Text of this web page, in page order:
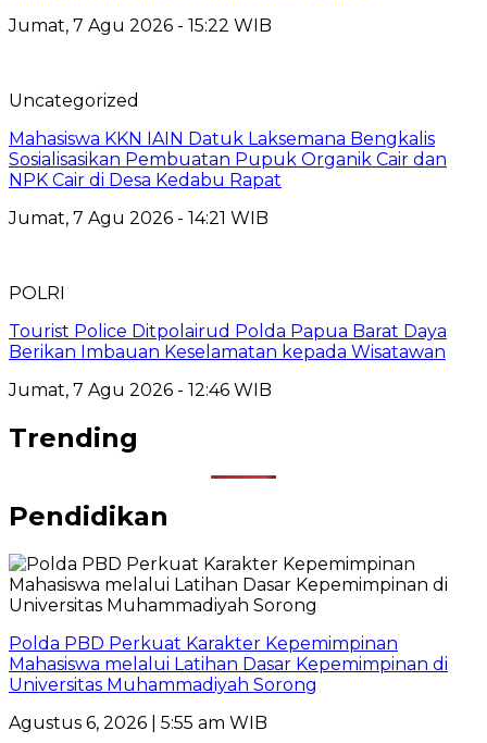
Jumat, 7 Agu 2026 - 15:22 WIB
Uncategorized
Mahasiswa KKN IAIN Datuk Laksemana Bengkalis
Sosialisasikan Pembuatan Pupuk Organik Cair dan
NPK Cair di Desa Kedabu Rapat
Jumat, 7 Agu 2026 - 14:21 WIB
POLRI
Tourist Police Ditpolairud Polda Papua Barat Daya
Berikan Imbauan Keselamatan kepada Wisatawan
Jumat, 7 Agu 2026 - 12:46 WIB
Trending
Pendidikan
Polda PBD Perkuat Karakter Kepemimpinan
Mahasiswa melalui Latihan Dasar Kepemimpinan di
Universitas Muhammadiyah Sorong
Agustus 6, 2026 | 5:55 am WIB